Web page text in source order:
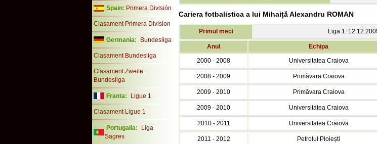
Spain: Primera División
Clasament Primera Division
Germania: Bundesliga
Clasament Bundesliga
Clasament Zweite
Bundesliga
Franta: Ligue 1
Clasament Ligue 1
Portugalia:
Liga
Sagres
Cariera fotbalistica a lui Mihaiță Alexandru ROMAN
Primul meci Liga 1:
Anul Echipa
2000 - 2008
Universitatea Craiova
2008 - 2009 Primăvara Craiova
2009 - 2010 Primăvara Craiova
2009 - 2010 Universitatea Craiova
2010 - 2011 Universitatea Craiova
2011 - 2012 Petrolul Ploiești